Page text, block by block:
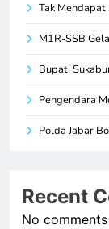
Tak
M1R-SSB
Bupati
Pengendara
Polda Jabar
Recent
No